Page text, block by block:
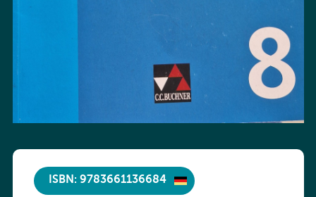
ISBN: 9783661136684